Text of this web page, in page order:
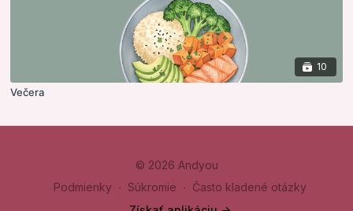
10
Večera
© 2026 Andyou
Podmienky ∙ Súkromie ∙ Často kladené otázky